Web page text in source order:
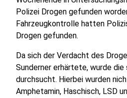
Polizei Drogen gefunden
Fahrzeugkontrolle hatten
Drogen gefunden.
Da sich der Verdacht des
Sunderner erhärtete, wurde die
durchsucht. Hierbei wurden
Amphetamin, Haschisch, LSD